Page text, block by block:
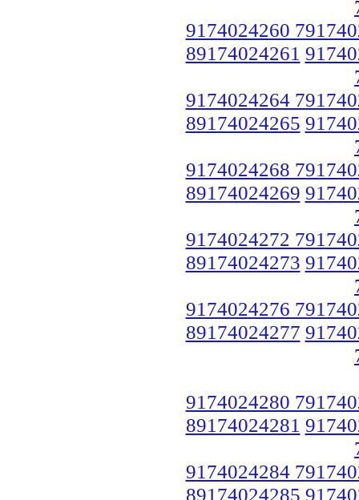
9174024260
89174024261
9174024264
89174024265
9174024268
89174024269
9174024272
89174024273
9174024276
89174024277
9174024280
89174024281
9174024284
89174024285